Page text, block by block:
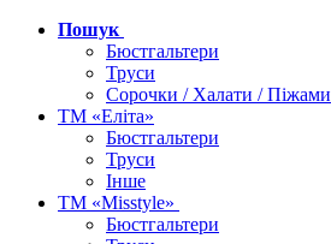
Пошук
Бюстгальтери
Труси
Сорочки / Халати / Піжами
ТМ «Еліта»
Бюстгальтери
Труси
Інше
ТМ «Misstyle»
Бюстгальтери